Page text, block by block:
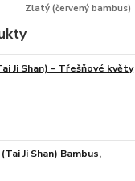
Zlatý (červený bambus)
Ji Shan) - Třešňové květy
Ji Shan) Bambus,